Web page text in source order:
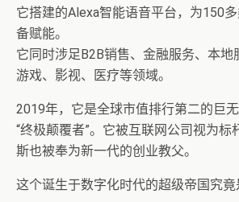
它搭建的Alexa智能语音平台，为150
备赋能。
它同时涉足B2B销售、金融服务、本地
游戏、影视、医疗等领域。
2019年，它是全球市值排行第二的巨
“终极颠覆者”。它被互联网公司视为标
斯也被奉为新一代的创业教父。
这个诞生于数字化时代的超级帝国究竟